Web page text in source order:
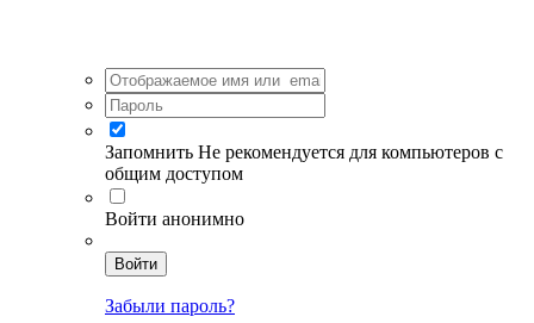
Запомнить Не рекомендуется для компьютеров с
общим доступом
Войти анонимно
Войти
Забыли пароль?